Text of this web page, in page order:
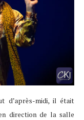
d’après-midi, il était
direction de la salle